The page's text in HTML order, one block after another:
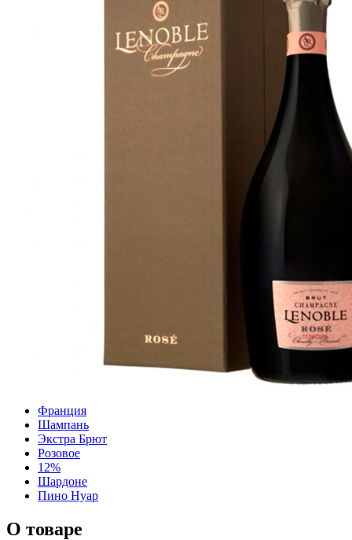
Франция
Шампань
Экстра Брют
Розовое
12%
Шардоне
Пино Нуар
О товаре